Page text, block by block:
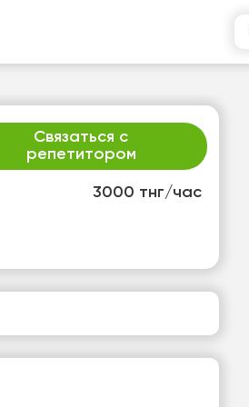
3000 тнг/час
Связаться с
репетитором
12
свободных